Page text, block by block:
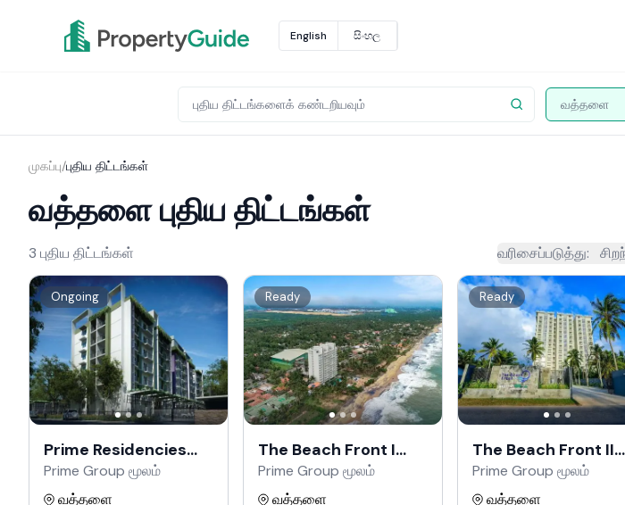
English සිංහල
வத்தளை
முகப்பு/புதிய திட்டங்கள்
வத்தளை புதிய திட்டங்கள்
3 புதிய திட்டங்கள் வரிசைப்படுத்து:
Ongoing
Prime Residencies
Wattala
Prime Group மூலம்
வத்தளை
Ready
The Beach Front I
Uswetakeiyawa
Prime Group மூலம்
வத்தளை
Ready
The Beach Front II
Uswetakeiyawa
Prime Group மூலம்
வத்தளை